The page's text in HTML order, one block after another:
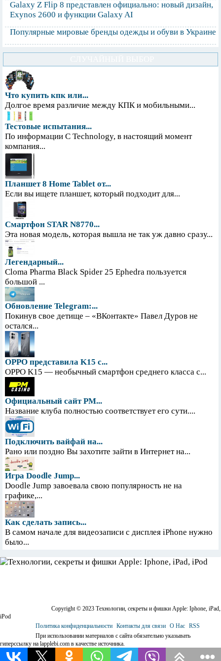
Galaxy Z Flip 8 представлен официально: новый дизайн,
Exynos 2600 и функции Galaxy AI
Популярные мировые бренды одежды и обуви в Украине
Что купить кпк или...
Долгое время различие между КПК и мобильными...
Тестовые испытания...
По информации С Technology, в настоящий момент
компания...
Планшет 8 Home Tablet от...
Если вы ищете планшет, который подходит для...
Смартфон STAR N8770...
Эта новая модель, которая вышла не так уж давно сразу...
Легендарный...
Cloma Pharma Black Spider 25 Ephedra пользуется
большой ...
Обновление Telegram:...
Покинув свое детище – «ВКонтакте» Павел Дуров не
остался...
OPPO представила K15 с...
OPPO K15 — необычный смартфон среднего класса с...
Официальный сайт PM...
Название клуба полностью соответствует его сути....
Подключить вайфай на...
Рано или поздно Вы захотите зайти в Интернет на...
Игра Doodle Jump...
Doodle Jump завоевала свою популярность не на
графике,...
Как сделать запись...
В самом начале для видеозаписи с дисплея iPhone нужно
было...
Copyright © 2023 Технологии, секреты и фишки Apple: Iphone, iPad,
iPod
Политика конфиденциальности Контакты для связи О Нас RSS
При использовании материалов с сайта обязательно указывать
гиперссылку на lapplebi.com в качестве источника.